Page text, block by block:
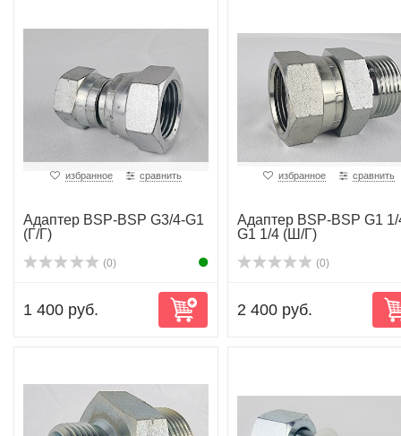
избранное сравнить
Адаптер BSP-BSP G3/4-G1
(Г/Г)
(0)
1 400 руб.
избранное сравнить
Адаптер BSP-BSP G1 1/
G1 1/4 (Ш/Г)
(0)
2 400 руб.